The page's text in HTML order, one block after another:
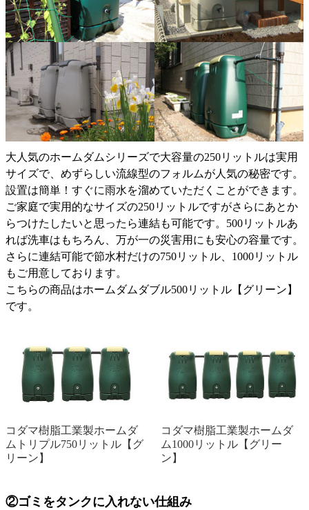
大人気のホームダムシリーズで大容量の250リットルは実用
サイズで、めずらしい流線型のフォルムが人気の秘密です。
設置は簡単！すぐに雨水を溜めていただくことができます。
ご家庭で実用的なサイズの250リットルですがさらにあとか
らつけたしたいと思ったら連結も可能です。500リットルあ
れば洗車はもちろん、万が一の災害用にも安心の容量です。
さらに連結可能で節水村だけの750リットル、1000リットル
もご用意しております。
こちらの商品はホームダムダブル500リットル【グリーン】
です。
コダマ樹脂工業製ホームダ
ムトリプル750リットル【グ
リーン】
コダマ樹脂工業製ホームダ
ム1000リットル【グリー
ン】
②ゴミをタンクに入れない仕組み